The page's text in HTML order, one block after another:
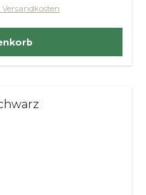
Versandkosten